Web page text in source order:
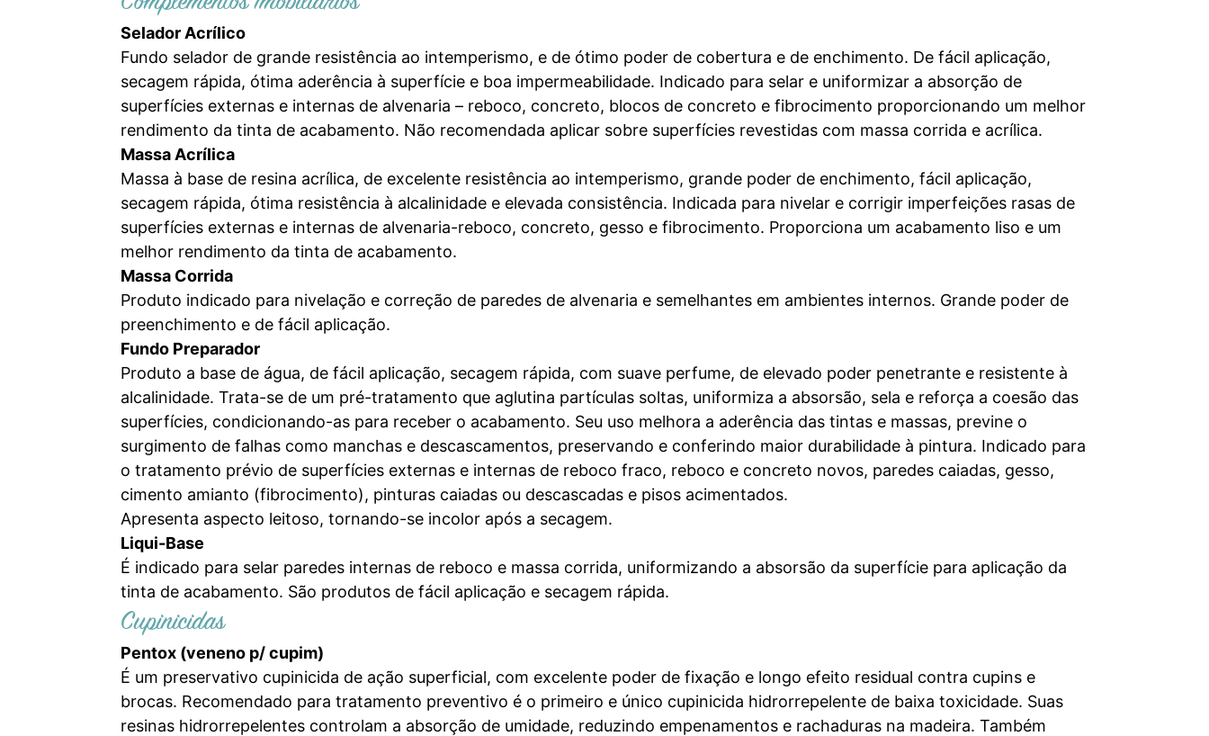
Selador Acrílico
Fundo selador de grande resistência ao intemperismo, e de ótimo poder de cobertura e de enchimento. De fácil aplicação,
secagem rápida, ótima aderência à superfície e boa impermeabilidade. Indicado para selar e uniformizar a absorção de
superfícies externas e internas de alvenaria – reboco, concreto, blocos de concreto e fibrocimento proporcionando um melhor
rendimento da tinta de acabamento. Não recomendada aplicar sobre superfícies revestidas com massa corrida e acrílica.
Massa Acrílica
Massa à base de resina acrílica, de excelente resistência ao intemperismo, grande poder de enchimento, fácil aplicação,
secagem rápida, ótima resistência à alcalinidade e elevada consistência. Indicada para nivelar e corrigir imperfeições rasas de
superfícies externas e internas de alvenaria-reboco, concreto, gesso e fibrocimento. Proporciona um acabamento liso e um
melhor rendimento da tinta de acabamento.
Massa Corrida
Produto indicado para nivelação e correção de paredes de alvenaria e semelhantes em ambientes internos. Grande poder de
preenchimento e de fácil aplicação.
Fundo Preparador
Produto a base de água, de fácil aplicação, secagem rápida, com suave perfume, de elevado poder penetrante e resistente à
alcalinidade. Trata-se de um pré-tratamento que aglutina partículas soltas, uniformiza a absorsão, sela e reforça a coesão das
superfícies, condicionando-as para receber o acabamento. Seu uso melhora a aderência das tintas e massas, previne o
surgimento de falhas como manchas e descascamentos, preservando e conferindo maior durabilidade à pintura. Indicado para
o tratamento prévio de superfícies externas e internas de reboco fraco, reboco e concreto novos, paredes caiadas, gesso,
cimento amianto (fibrocimento), pinturas caiadas ou descascadas e pisos acimentados.
Apresenta aspecto leitoso, tornando-se incolor após a secagem.
Liqui-Base
É indicado para selar paredes internas de reboco e massa corrida, uniformizando a absorsão da superfície para aplicação da
tinta de acabamento. São produtos de fácil aplicação e secagem rápida.
Cupinicidas
Pentox (veneno p/ cupim)
É um preservativo cupinicida de ação superficial, com excelente poder de fixação e longo efeito residual contra cupins e
brocas. Recomendado para tratamento preventivo é o primeiro e único cupinicida hidrorrepelente de baixa toxicidade. Suas
resinas hidrorrepelentes controlam a absorção de umidade, reduzindo empenamentos e rachaduras na madeira. Também